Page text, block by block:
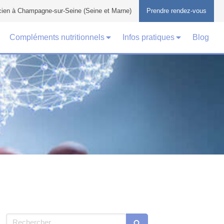
Prendre rendez-vous
à Champagne-sur-Seine (Seine et Marne)
Compléments nutritionnels Infos pratiques Blog
Rechercher